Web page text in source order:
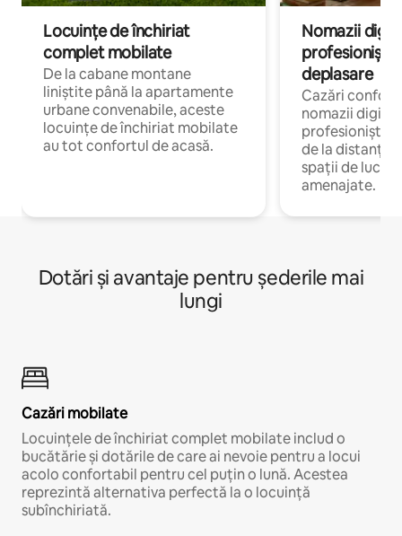
Locuințe de închiriat
complet mobilate
De la cabane montane
liniștite până la apartamente
urbane convenabile, aceste
locuințe de închiriat mobilate
au tot confortul de acasă.
Nomazii
profesioniștii
deplasare
Cazări
nomazii
profesioniștii
de la distanță,
spații de lucru
amenajate.
Dotări și avantaje pentru șederile mai
lungi
Cazări mobilate
Locuințele de închiriat complet mobilate includ o
bucătărie și dotările de care ai nevoie pentru a locui
acolo confortabil pentru cel puțin o lună. Acestea
reprezintă alternativa perfectă la o locuință
subînchiriată.